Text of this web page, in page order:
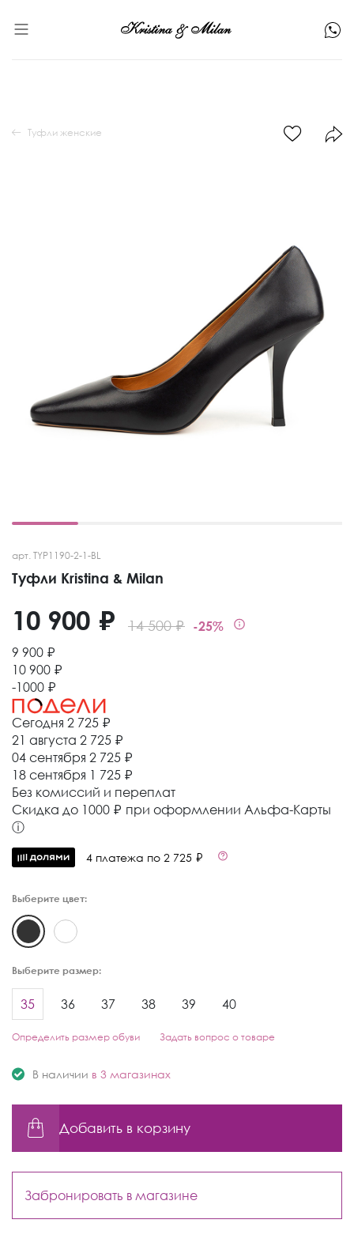
арт. TYP1190-2-1-BL
Туфли Kristina & Milan
14 500 ₽ -25%
10 900 ₽
9 900 ₽
10 900 ₽
-1000 ₽
Сегодня 2 725 ₽
21 августа 2 725 ₽
04 сентября 2 725 ₽
18 сентября 1 725 ₽
Без комиссий и переплат
Cкидка до 1000 ₽ при оформлении Альфа-Карты
ⓘ
4 платежа по 2 725 ₽
Выберите цвет:
Выберите размер:
35 36 37 38 39 40
Определить размер обуви Задать вопрос о товаре
В наличии в 3 магазинах
Добавить в корзину
Забронировать в магазине
Туфли женские